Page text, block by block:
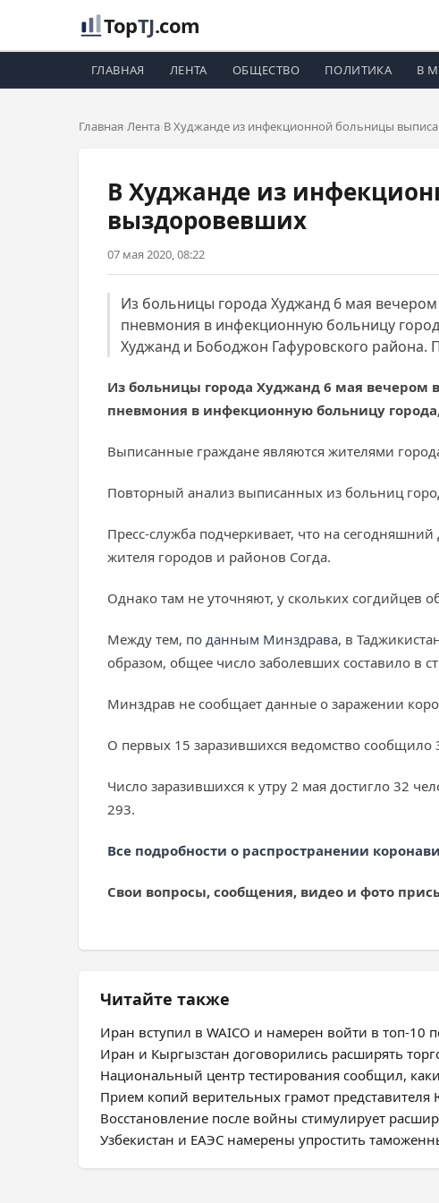
TopTJ.com
ГЛАВНАЯ ЛЕНТА ОБЩЕСТВО ПОЛИТИКА В
Главная Лента В Худжанде из инфекционной больницы
В Худжанде из
выздоровевших
07 мая 2020, 08:22
Из больницы города Худжанд 6 мая
пневмония в инфекционную больницу
Худжанд и Бободжон Гафуровского
Из больницы города Худжанд 6 мая вечером
пневмония в инфекционную больницу
Выписанные граждане являются жителями
Повторный анализ выписанных из больниц
Пресс-служба подчеркивает, что на
жителя городов и районов Согда.
Однако там не уточняют, у скольких согдийцев
Между тем, по данным Минздрава, в
образом, общее число заболевших составило в
Минздрав не сообщает данные о заражении
О первых 15 заразившихся ведомство
Число заразившихся к утру 2 мая достигло 32
293.
Все подробности о распространении
Свои вопросы, сообщения, видео и фото
Читайте также
Иран вступил в WAICO и намерен войти в топ-10
Иран и Кыргызстан договорились расширять
Национальный центр тестирования сообщил,
Прием копий верительных грамот
Восстановление после войны стимулирует
Узбекистан и ЕАЭС намерены упростить